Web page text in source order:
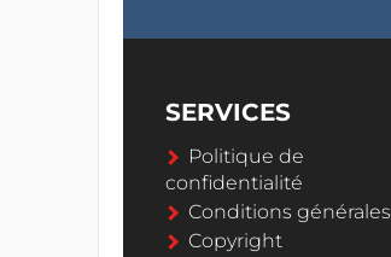
SERVICES
Politique de
confidentialité
Conditions générales
Copyright